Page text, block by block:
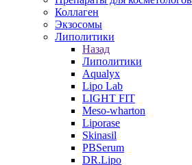
Коллаген
Экзосомы
Липолитики
Назад
Липолитики
Aqualyx
Lipo Lab
LIGHT FIT
Meso-wharton
Liporase
Skinasil
PBSerum
DR.Lipo